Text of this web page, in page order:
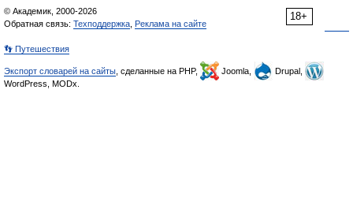
18+
© Академик, 2000-2026
Обратная связь: Техподдержка Реклама на сайте
👣 Путешествия
Экспорт словарей на сайты , сделанные на PHP, Joomla,
Drupal,
WordPress, MODx.